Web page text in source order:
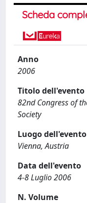
Scheda
Anno
2006
Titolo dell'evento
82nd Congress of
Society
Luogo dell'evento
Vienna, Austria
Data dell'evento
4-8 Luglio 2006
N. Volume